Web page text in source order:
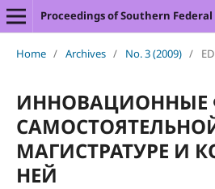
Proceedings of Southern
Home / Archives / No. 3 (2009) /
МАГИСТРАТУРЕ И
НЕЙ